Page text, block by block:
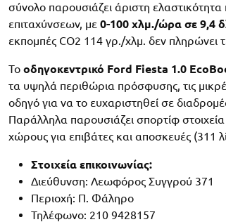
σύνολο παρουσιάζει άριστη
επιταχύνσεων, με 0-100 χλμ./ώρα σε 9,4
εκπομπές CO2 114 γρ./χλμ. δεν πληρώνει
Το οδηγοκεντρικό Ford Fiesta 1.0
τα υψηλά περιθώρια πρόσφυσης, τις
οδηγό για να το ευχαριστηθεί σε
Παράλληλα παρουσιάζει σπορτίφ
χώρους για επιβάτες και αποσκευές (311
Στοιχεία επικοινωνίας:
Διεύθυνση: Λεωφόρος Συγγρού 371
Περιοχή: Π. Φάληρο
Τηλέφωνο: 210 9428157